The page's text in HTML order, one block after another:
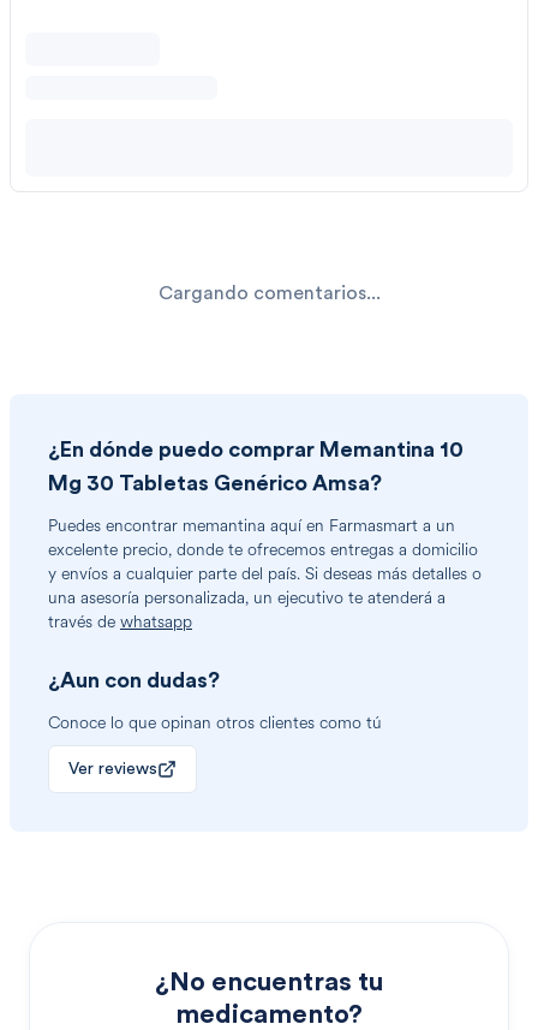
Cargando comentarios...
¿En dónde puedo comprar Memantina 10
Mg 30 Tabletas Genérico Amsa?
Puedes encontrar memantina aquí en Farmasmart a un
excelente precio, donde te ofrecemos entregas a domicilio
y envíos a cualquier parte del país. Si deseas más detalles o
una asesoría personalizada, un ejecutivo te atenderá a
través de whatsapp
¿Aun con dudas?
Conoce lo que opinan otros clientes como tú
Ver reviews
¿No encuentras tu
medicamento?